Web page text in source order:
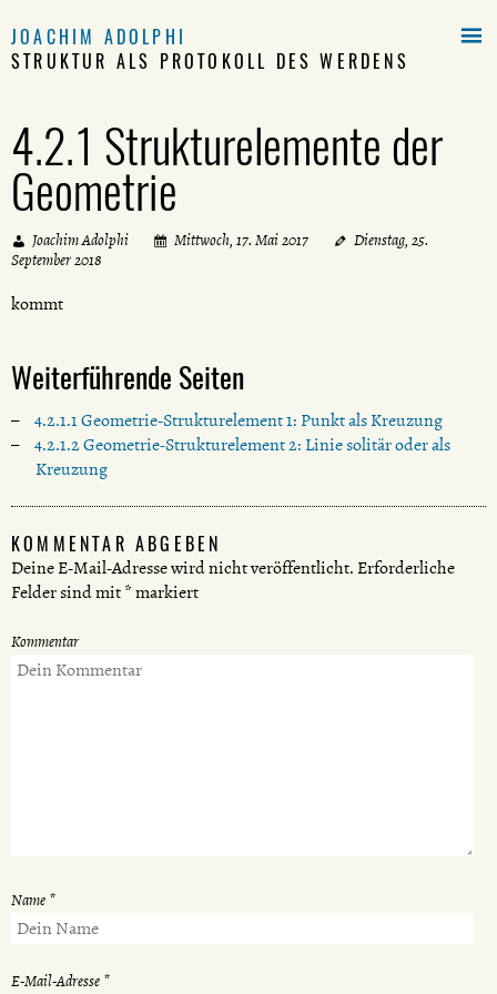
JOACHIM ADOLPHI
STRUKTUR ALS PROTOKOLL DES WERDENS
4.2.1 Strukturelemente der
Geometrie
Joachim Adolphi Mittwoch, 17. Mai 2017
Dienstag, 25.
September 2018
kommt
Weiterführende Seiten
4.2.1.1 Geometrie-Strukturelement 1: Punkt als Kreuzung
4.2.1.2 Geometrie-Strukturelement 2: Linie solitär oder als
Kreuzung
KOMMENTAR ABGEBEN
Deine E-Mail-Adresse wird nicht veröffentlicht. Erforderliche
Felder sind mit*markiert
Kommentar
Name *
E-Mail-Adresse *
